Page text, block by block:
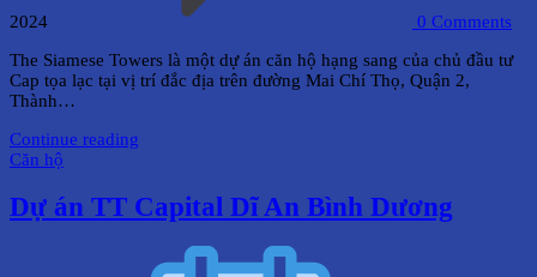
2024 0 Comments
The Siamese Towers là một dự án căn hộ hạng sang của chủ đầu tư
Cap tọa lạc tại vị trí đắc địa trên đường Mai Chí Thọ, Quận 2,
Thành…
Continue reading
Căn hộ
Dự án TT Capital Dĩ An Bình Dương